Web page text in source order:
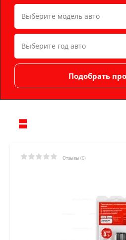
Отзывы (0)